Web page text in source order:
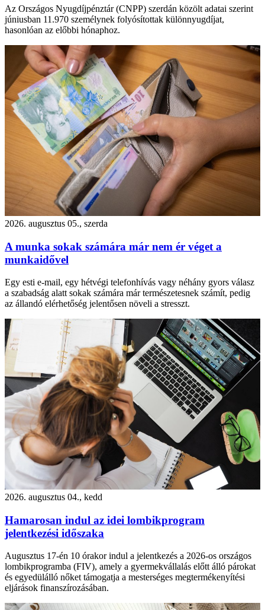
Az Országos Nyugdíjpénztár (CNPP) szerdán közölt adatai szerint
júniusban 11.970 személynek folyósítottak különnyugdíjat,
hasonlóan az előbbi hónaphoz.
2026. augusztus 05., szerda
A munka sokak számára már nem ér véget a
munkaidővel
Egy esti e-mail, egy hétvégi telefonhívás vagy néhány gyors válasz
a szabadság alatt sokak számára már természetesnek számít, pedig
az állandó elérhetőség jelentősen növeli a stresszt.
2026. augusztus 04., kedd
Hamarosan indul az idei lombikprogram
jelentkezési időszaka
Augusztus 17-én 10 órakor indul a jelentkezés a 2026-os országos
lombikprogramba (FIV), amely a gyermekvállalás előtt álló párokat
és egyedülálló nőket támogatja a mesterséges megtermékenyítési
eljárások finanszírozásában.